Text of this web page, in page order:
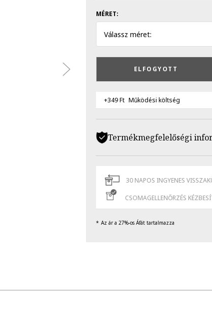
MÉRET:
Válassz méret:
ELFOGYOTT
+349 Ft Működési költség
Termékmegfelelőségi
30 NAPOS INGYENES
CSOMAGELLENŐRZÉS
Az ár a 27%-os Áfát tartalmazza